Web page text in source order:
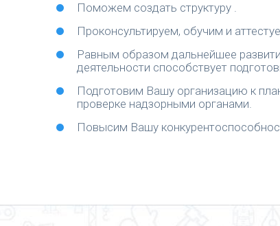
Поможем создать структуру .
Проконсультируем, обучим и
Равным образом дальнейшее
деятельности способствует
Подготовим Вашу организацию к
проверке надзорными органами.
Повысим Вашу